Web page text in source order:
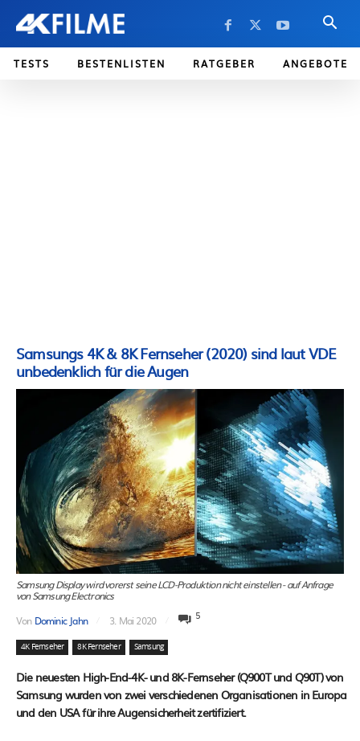
TESTS BESTENLISTEN RATGEBER ANGEBOTE
Samsungs 4K & 8K Fernseher (2020) sind laut VDE
unbedenklich für die Augen
Samsung Display wird vorerst seine LCD-Produktion nicht einstellen - auf Anfrage
von Samsung Electronics
Von Dominic Jahn 3. Mai 2020 5
4K Fernseher 8K Fernseher Samsung
Die neuesten High-End-4K- und 8K-Fernseher (Q900T und Q90T) von
Samsung wurden von zwei verschiedenen Organisationen in Europa
und den USA für ihre Augensicherheit zertifiziert.